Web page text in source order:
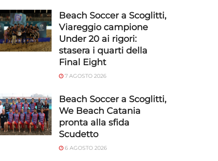
Beach Soccer a Scoglitti,
Viareggio campione
Under 20 ai rigori:
stasera i quarti della
Final Eight
7 AGOSTO 2026
Beach Soccer a Scoglitti,
We Beach Catania
pronta alla sfida
Scudetto
6 AGOSTO 2026